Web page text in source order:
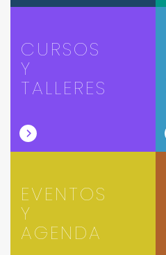
CURSOS
Y
TALLERES
EVENTOS
Y
AGENDA